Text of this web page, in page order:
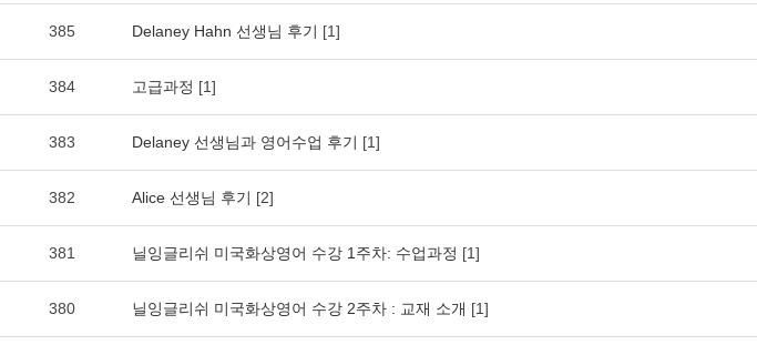
385 Delaney Hahn 선생님 후기 [1]
384 고급과정 [1]
383 Delaney 선생님과 영어수업 후기 [1]
382 Alice 선생님 후기 [2]
381 닐잉글리쉬 미국화상영어 수강 1주차: 수업과정 [1]
380 닐잉글리쉬 미국화상영어 수강 2주차 : 교재 소개 [1]